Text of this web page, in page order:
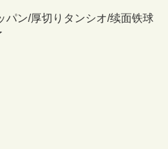
パン/厚切りタンシオ/续面铁球